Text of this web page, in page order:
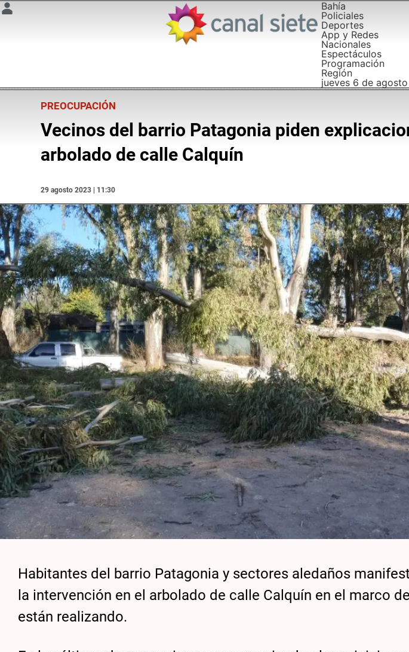
Bahía
Policiales
Deportes
App y Redes
Nacionales
Espectáculos
Programación
Región
jueves 6 de
PREOCUPACIÓN
Vecinos del barrio Patagonia piden
arbolado de calle Calquín
29 agosto 2023 | 11:30
Habitantes del barrio Patagonia y sectores aledaños
la intervención en el arbolado de calle Calquín en el marco
están realizando.